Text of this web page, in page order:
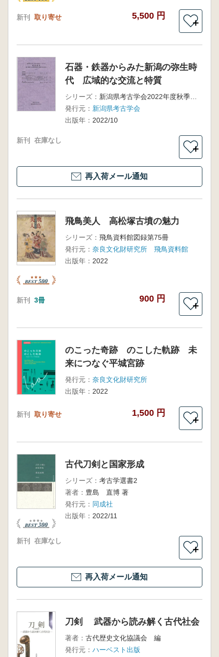
新刊 取り寄せ 5,500 円
＋
石器・鉄器からみた新潟の弥生時
代 広域的な交流と特質
シリーズ：
新潟県考古学会2022年度秋季シンポジウム発表要旨
発行元： 新潟県考古学会
出版年： 2022/10
新刊 在庫なし
＋
再入荷メール通知
飛鳥美人 高松塚古墳の魅力
シリーズ： 飛鳥資料館図録第75冊
発行元： 奈良文化財研究所 飛鳥資料館
出版年： 2022
新刊 3冊 900 円
＋
のこった奇跡 のこした軌跡 未
来につなぐ平城宮跡
発行元： 奈良文化財研究所
出版年： 2022
新刊 取り寄せ 1,500 円
＋
古代刀剣と国家形成
シリーズ： 考古学選書2
著者： 豊島 直博 著
発行元： 同成社
出版年： 2022/11
新刊 在庫なし
＋
再入荷メール通知
刀剣 武器から読み解く古代社会
著者： 古代歴史文化協議会 編
発行元： ハーベスト出版